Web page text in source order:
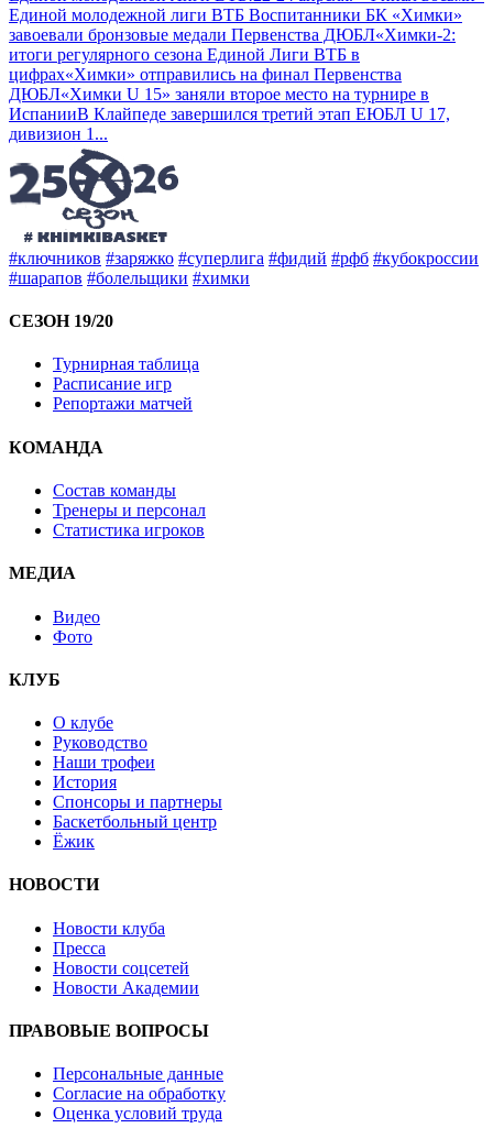
Единой молодежной лиги ВТБ Воспитанники БК «Химки»
завоевали бронзовые медали Первенства ДЮБЛ«Химки-2:
итоги регулярного сезона Единой Лиги ВТБ в
цифрах«Химки» отправились на финал Первенства
ДЮБЛ«Химки U 15» заняли второе место на турнире в
ИспанииВ Клайпеде завершился третий этап ЕЮБЛ U 17,
дивизион 1 ...
#ключников #заряжко #суперлига #фидий #рфб #кубокроссии
#шарапов #болельщики #химки
СЕЗОН 19/20
Турнирная таблица
Расписание игр
Репортажи матчей
КОМАНДА
Состав команды
Тренеры и персонал
Статистика игроков
МЕДИА
Видео
Фото
КЛУБ
О клубе
Руководство
Наши трофеи
История
Спонсоры и партнеры
Баскетбольный центр
Ёжик
НОВОСТИ
Новости клуба
Пресса
Новости соцсетей
Новости Академии
ПРАВОВЫЕ ВОПРОСЫ
Персональные данные
Согласие на обработку
Оценка условий труда